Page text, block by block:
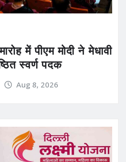
में पीएम मोदी ने मेधावी
स्वर्ण पदक
Aug 8, 2026